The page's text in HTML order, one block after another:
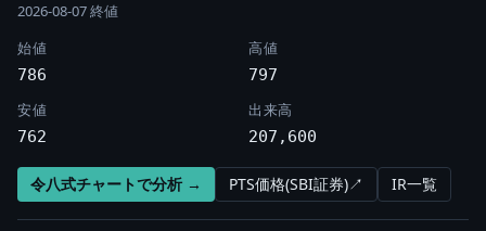
2026-08-07 終値
始値
786
高値
797
安値
762
出来高
207,600
令八式チャートで分析 → PTS価格(SBI証券)↗ IR一覧